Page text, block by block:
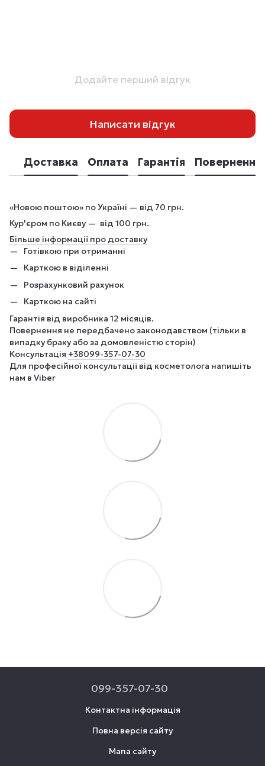
Додайте перший відгук
Написати відгук
Доставка Оплата Гарантія Повернення
«Новою поштою» по Україні — від 70 грн.
Кур'єром по Києву — від 100 грн.
Більше інформації про доставку
Готівкою при отриманні
Карткою в віділенні
Розрахунковий рахунок
Карткою на сайті
Гарантія від виробника 12 місяців.
Повернення не передбачено законодавством (тільки в
випадку браку або за домовленістю сторін)
Консультація +38099-357-07-30
Для професійної консультації від косметолога напишіть
нам в Viber
099-357-07-30
Контактна інформація
Повна версія сайту
Мапа сайту